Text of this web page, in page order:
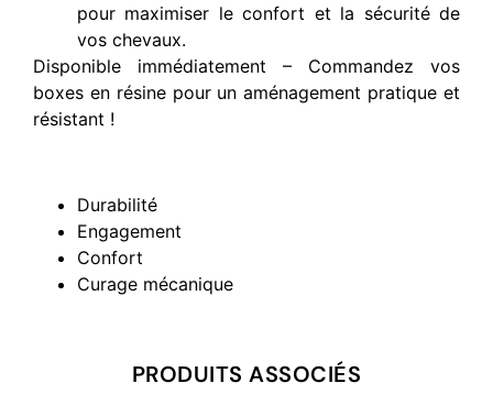
pour maximiser le confort et la sécurité de
vos chevaux.
Disponible immédiatement – Commandez vos
boxes en résine pour un aménagement pratique et
résistant !
Durabilité
Engagement
Confort
Curage mécanique
PRODUITS ASSOCIÉS